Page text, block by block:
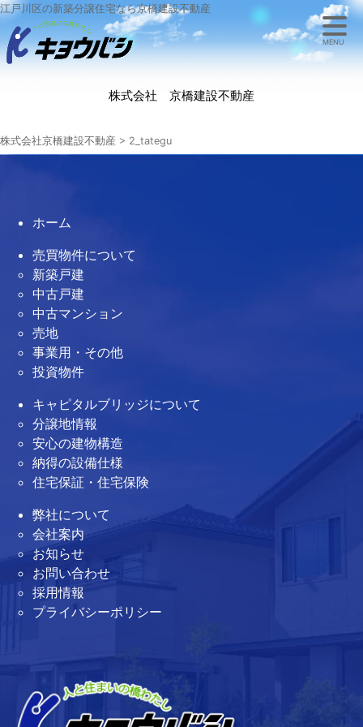
江戸川区の新築分譲住宅なら京橋建設不動産
株式会社 京橋建設不動産
株式会社京橋建設不動産 > 2_tategu
MENU
ホーム
売買物件について
新築戸建
中古戸建
中古マンション
売地
事業用・その他
投資物件
キャピタルブリッジについて
分譲地情報
安心の建物構造
納得の設備仕様
住宅保証・住宅保険
弊社について
会社案内
お知らせ
お問い合わせ
採用情報
プライバシーポリシー